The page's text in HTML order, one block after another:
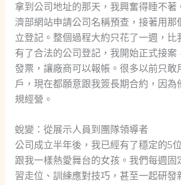
拿到公司地址的那天，我興奮得睡不著
濟部網站申請公司名稱預查，接著用那
立登記。整個過程大約只花了一週，比
有了合法的公司登記，我開始正式接案
發票，讓廠商可以報帳。很多以前只敢
戶，現在都願意跟我簽長期合約，因為
規經營。
蛻變：從展示人員到團隊領導者
公司成立半年後，我已經有了穩定的5
跟我一樣熱愛舞台的女孩。我們每週固
習走位、訓練應對技巧，甚至一起研發